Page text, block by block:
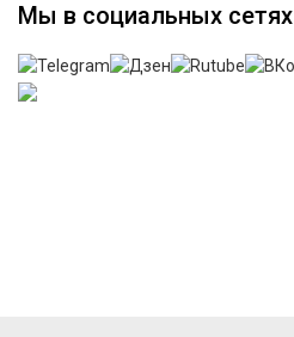
Мы в социальных сетях